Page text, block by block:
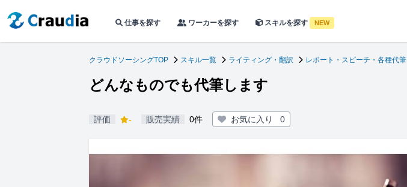
仕事を探す ワーカーを探す スキルを探す NEW
クラウドソーシングTOP スキル一覧 ライティング・翻訳 レポート・スピーチ・各種代筆
どんなものでも代筆します
評価 - 販売実績 0件 お気に入り 0